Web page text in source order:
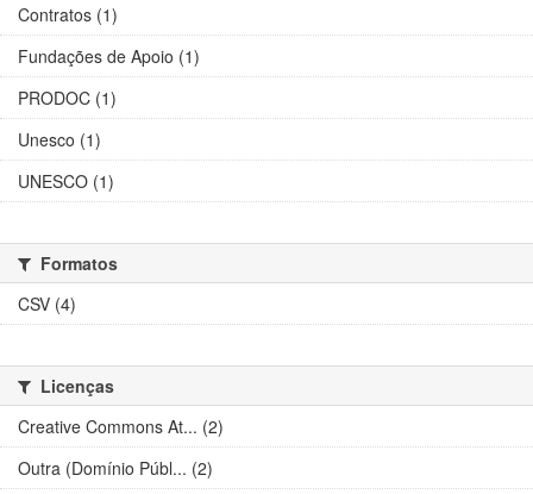
Contratos (1)
Fundações de Apoio (1)
PRODOC (1)
Unesco (1)
UNESCO (1)
Formatos
CSV (4)
Licenças
Creative Commons At... (2)
Outra (Domínio Públ... (2)